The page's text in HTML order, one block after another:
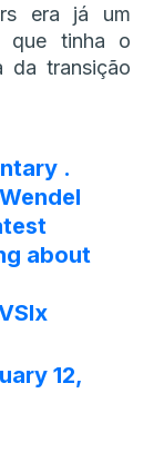
era já um
que tinha o
da transição
.
about
12,